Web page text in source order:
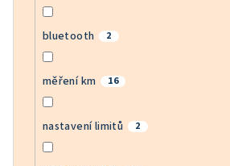
bluetooth 2
měření km 16
nastavení limitů 2